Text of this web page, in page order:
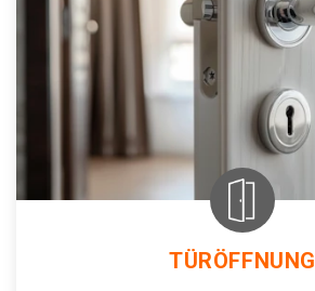
TÜRÖFFNUNG